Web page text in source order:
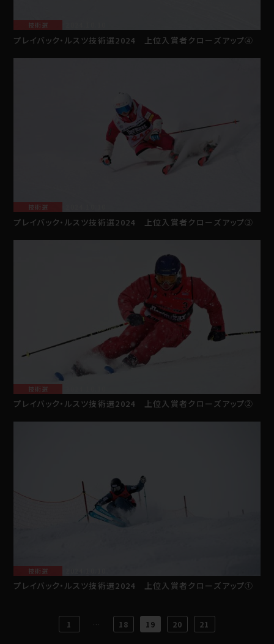
技術選
プレイバック・ルスツ技術選2024 上位入賞者クローズアップ④
技術選
プレイバック・ルスツ技術選2024 上位入賞者クローズアップ③
技術選
プレイバック・ルスツ技術選2024 上位入賞者クローズアップ②
技術選
プレイバック・ルスツ技術選2024 上位入賞者クローズアップ①
1 … 18 19 20 21